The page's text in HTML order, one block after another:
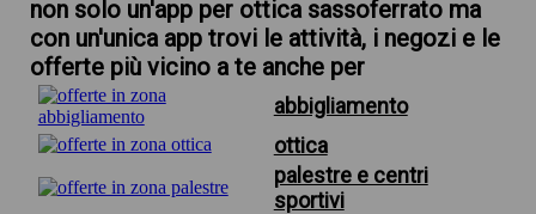
non solo un'app per ottica sassoferrato ma
con un'unica app trovi le attività, i negozi e le
offerte più vicino a te anche per
abbigliamento
ottica
palestre e centri
sportivi